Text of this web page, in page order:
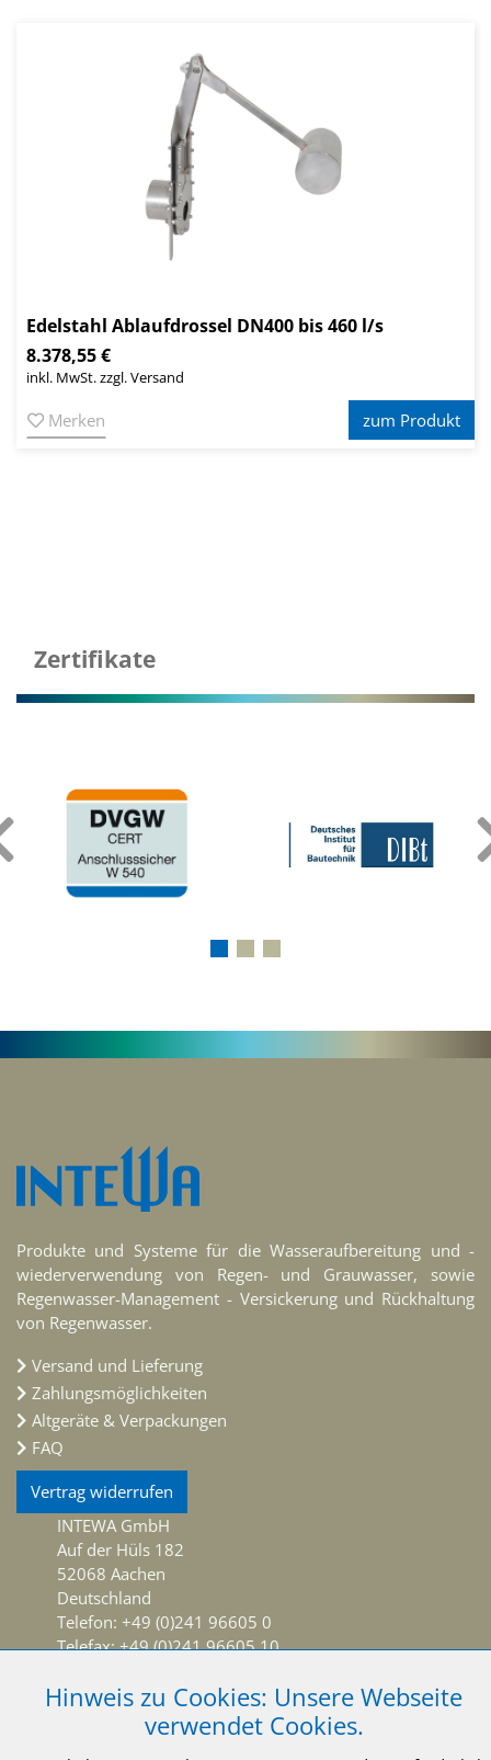
Edelstahl Ablaufdrossel DN400 bis 460 l/s
8.378,55 €
inkl. MwSt. zzgl. Versand
Merken zum Produkt
Zertifikate
Produkte und Systeme für die Wasseraufbereitung und -
wiederverwendung von Regen- und Grauwasser, sowie
Regenwasser-Management - Versickerung und Rückhaltung
von Regenwasser.
Versand und Lieferung
Zahlungsmöglichkeiten
Altgeräte & Verpackungen
FAQ
Vertrag widerrufen
INTEWA GmbH
Auf der Hüls 182
52068 Aachen
Deutschland
Telefon: +49 (0)241 96605 0
Telefax: +49 (0)241 96605 10
NEWSLETTER Abonnieren
Hinweis zu Cookies: Unsere Webseite
verwendet Cookies.